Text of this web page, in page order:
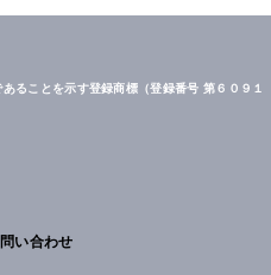
ることを示す登録商標（登録番号 第６０９１
い合わせ